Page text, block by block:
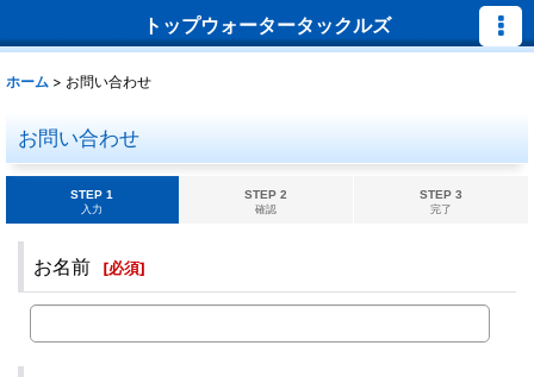
トップウォータータックルズ
ホーム > お問い合わせ
お問い合わせ
STEP 1
入力
STEP 2
確認
STEP 3
完了
お名前 [必須]